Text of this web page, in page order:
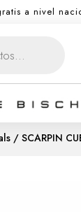
a nivel
/ SCARPIN